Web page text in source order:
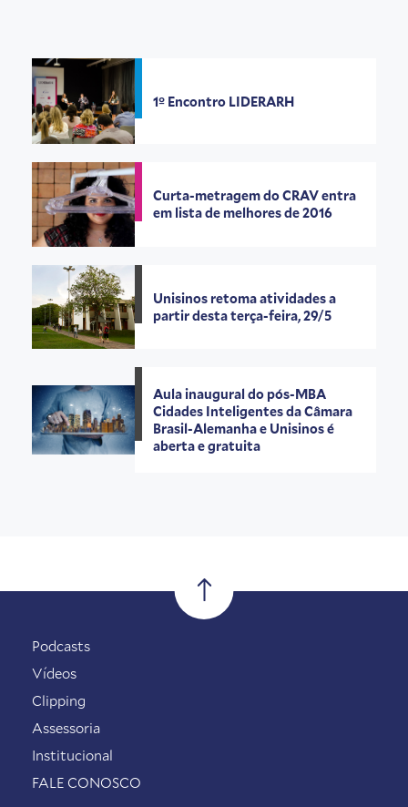
1º Encontro LIDERARH
Curta-metragem do CRAV entra
em lista de melhores de 2016
Unisinos retoma atividades a
partir desta terça-feira, 29/5
Aula inaugural do pós-MBA
Cidades Inteligentes da Câmara
Brasil-Alemanha e Unisinos é
aberta e gratuita
Podcasts
Vídeos
Clipping
Assessoria
Institucional
FALE CONOSCO